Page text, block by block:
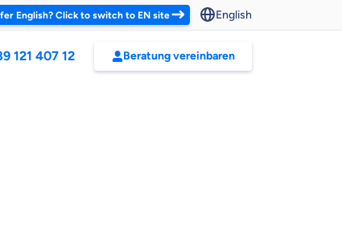
English? Click to switch to EN site English
121 407 12 Beratung vereinbaren